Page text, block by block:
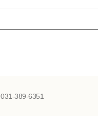
031-389-6351